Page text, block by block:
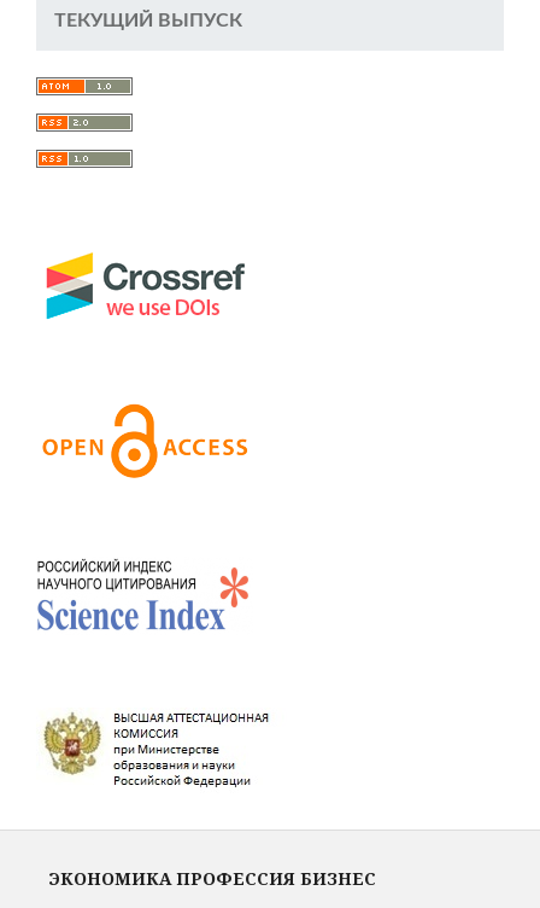
ТЕКУЩИЙ ВЫПУСК
ЭКОНОМИКА ПРОФЕССИЯ БИЗНЕС